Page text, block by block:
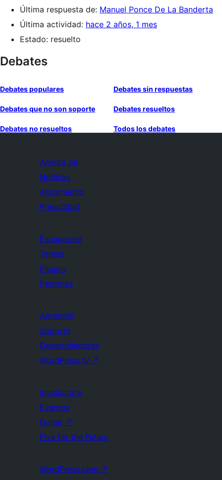
Última respuesta de: Manuel Ponce De La Banderta
Última actividad: hace 2 años, 1 mes
Estado: resuelto
Debates
Debates populares Debates sin respuestas
Debates que no son soporte Debates resueltos
Debates no resueltos Todos los debates
Acerca de
Noticias
Alojamiento
Privacidad
Escaparate
Temas
Plugins
Patrones
Aprender
Soporte
Desarrolladores
WordPress.tv ↗
Involúcrate
Eventos
Donar ↗
Five for the Future
WordPress.com ↗